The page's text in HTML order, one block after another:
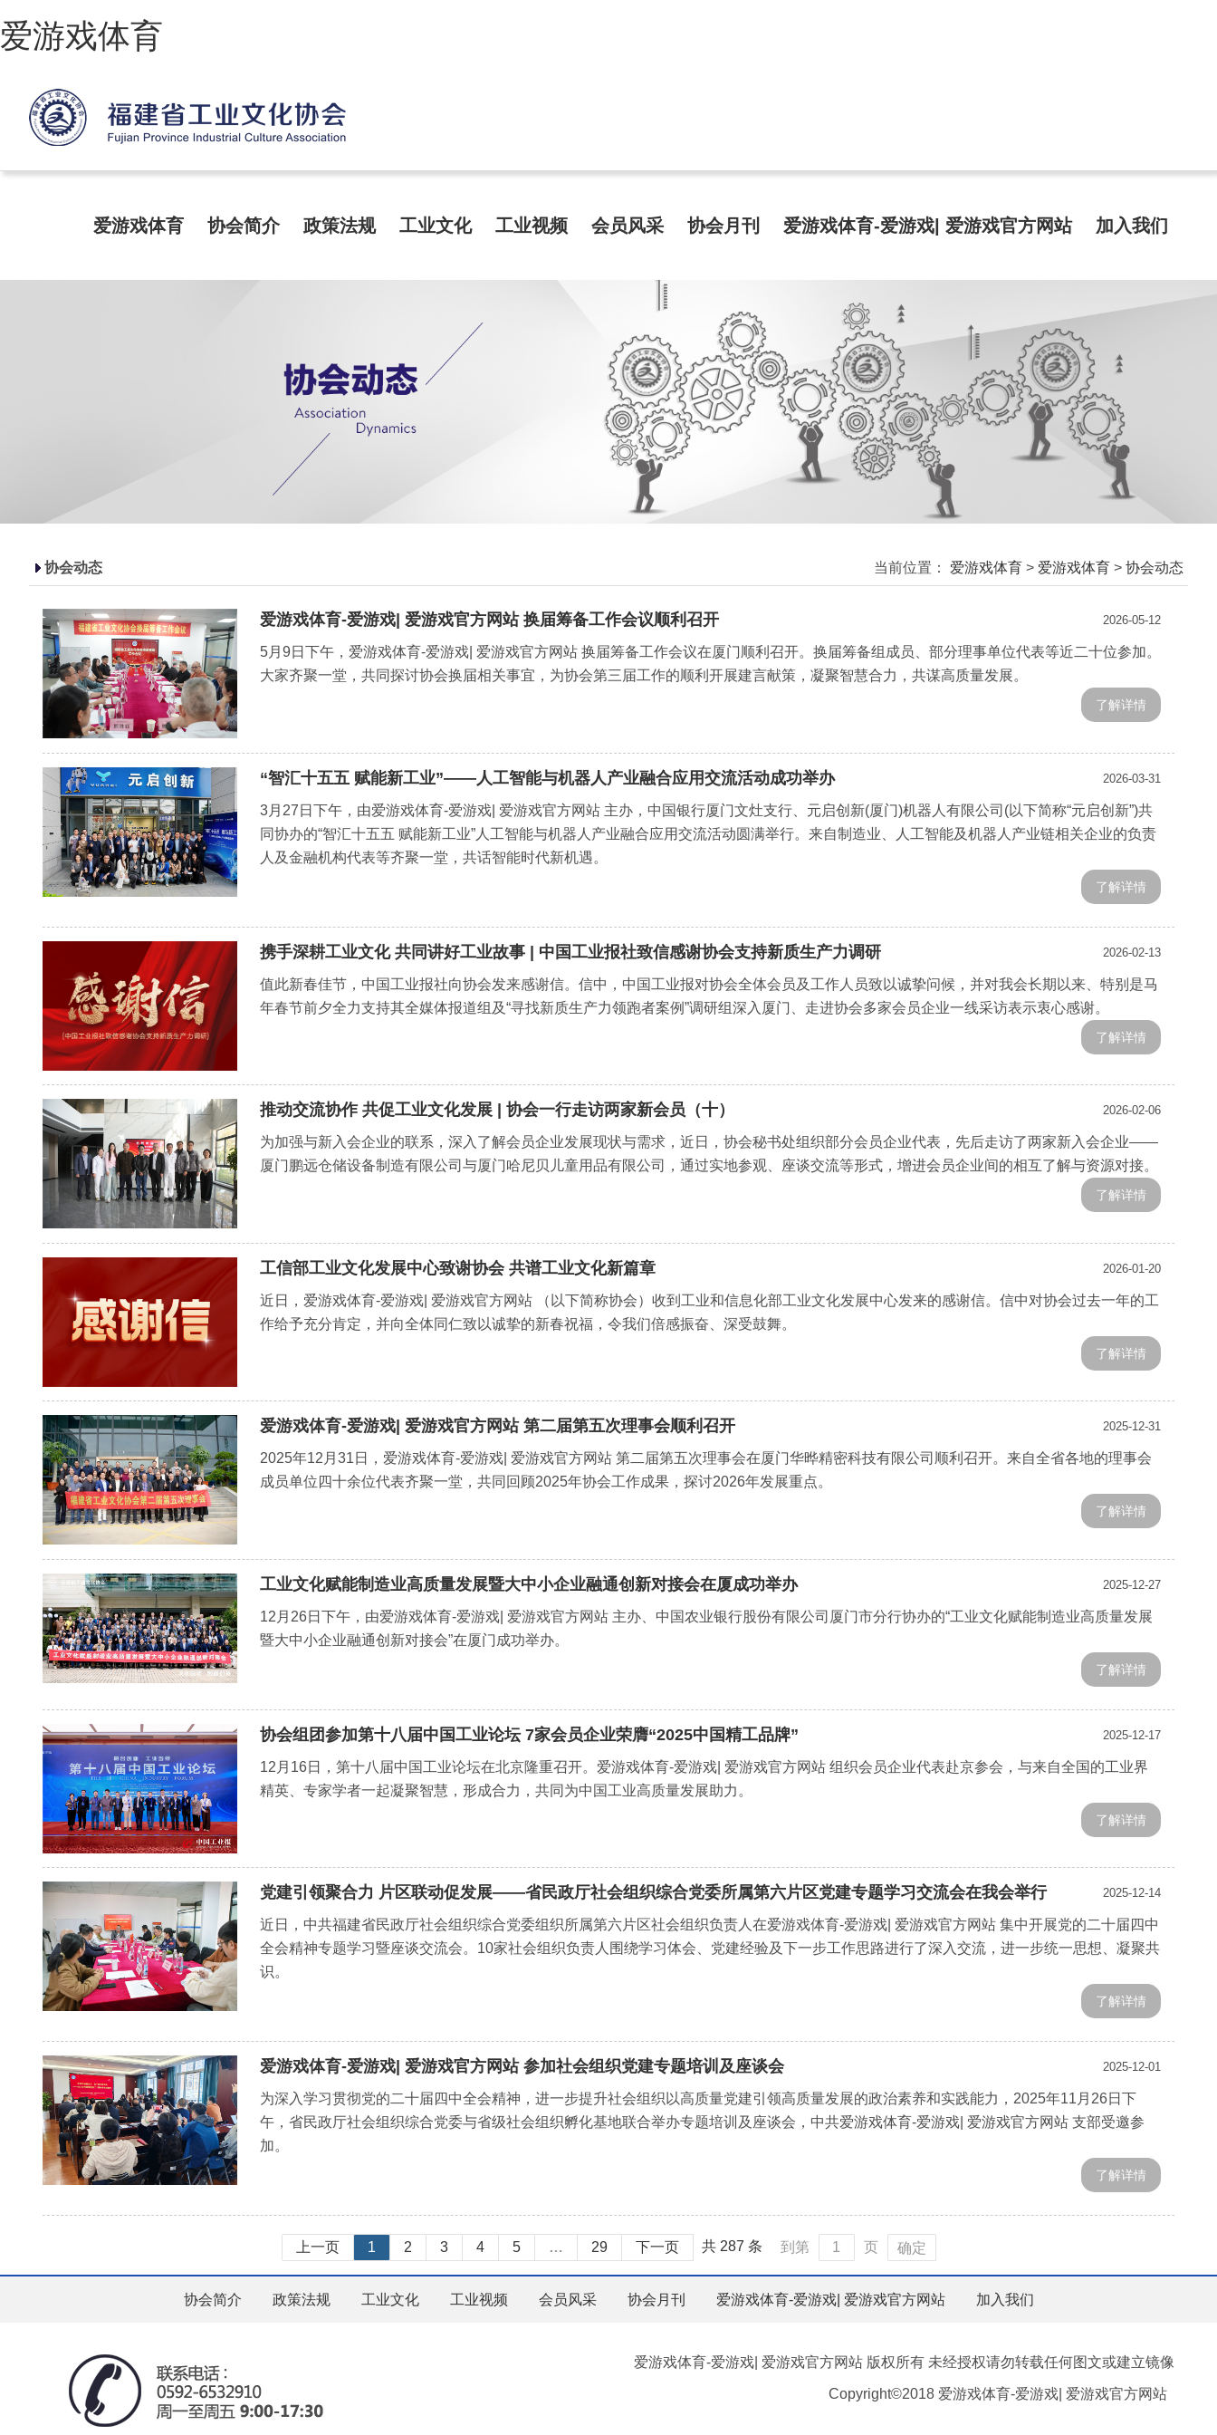
爱游戏体育
爱游戏体育 协会简介 政策法规 工业文化 工业视频 会员风采 协会月刊 爱游戏体育-爱游戏| 爱游戏官方网站 加入我们
协会动态 当前位置： 爱游戏体育 > 爱游戏体育 > 协会动态
爱游戏体育-爱游戏| 爱游戏官方网站 换届筹备工作会议顺利召开 2026-05-12
5月9日下午，爱游戏体育-爱游戏| 爱游戏官方网站 换届筹备工作会议在厦门顺利召开。换届筹备组成员、部分理事单位代表等近二十位参加。
大家齐聚一堂，共同探讨协会换届相关事宜，为协会第三届工作的顺利开展建言献策，凝聚智慧合力，共谋高质量发展。
了解详情
“智汇十五五 赋能新工业”——人工智能与机器人产业融合应用交流活动成功举办 2026-03-31
3月27日下午，由爱游戏体育-爱游戏| 爱游戏官方网站 主办，中国银行厦门文灶支行、元启创新(厦门)机器人有限公司(以下简称“元启创新”)共
同协办的“智汇十五五 赋能新工业”人工智能与机器人产业融合应用交流活动圆满举行。来自制造业、人工智能及机器人产业链相关企业的负责
人及金融机构代表等齐聚一堂，共话智能时代新机遇。
了解详情
携手深耕工业文化 共同讲好工业故事 | 中国工业报社致信感谢协会支持新质生产力调研 2026-02-13
值此新春佳节，中国工业报社向协会发来感谢信。信中，中国工业报对协会全体会员及工作人员致以诚挚问候，并对我会长期以来、特别是马
年春节前夕全力支持其全媒体报道组及“寻找新质生产力领跑者案例”调研组深入厦门、走进协会多家会员企业一线采访表示衷心感谢。
了解详情
推动交流协作 共促工业文化发展 | 协会一行走访两家新会员（十） 2026-02-06
为加强与新入会企业的联系，深入了解会员企业发展现状与需求，近日，协会秘书处组织部分会员企业代表，先后走访了两家新入会企业——
厦门鹏远仓储设备制造有限公司与厦门哈尼贝儿童用品有限公司，通过实地参观、座谈交流等形式，增进会员企业间的相互了解与资源对接。
了解详情
工信部工业文化发展中心致谢协会 共谱工业文化新篇章 2026-01-20
近日，爱游戏体育-爱游戏| 爱游戏官方网站 （以下简称协会）收到工业和信息化部工业文化发展中心发来的感谢信。信中对协会过去一年的工
作给予充分肯定，并向全体同仁致以诚挚的新春祝福，令我们倍感振奋、深受鼓舞。
了解详情
爱游戏体育-爱游戏| 爱游戏官方网站 第二届第五次理事会顺利召开 2025-12-31
2025年12月31日，爱游戏体育-爱游戏| 爱游戏官方网站 第二届第五次理事会在厦门华晔精密科技有限公司顺利召开。来自全省各地的理事会
成员单位四十余位代表齐聚一堂，共同回顾2025年协会工作成果，探讨2026年发展重点。
了解详情
工业文化赋能制造业高质量发展暨大中小企业融通创新对接会在厦成功举办 2025-12-27
12月26日下午，由爱游戏体育-爱游戏| 爱游戏官方网站 主办、中国农业银行股份有限公司厦门市分行协办的“工业文化赋能制造业高质量发展
暨大中小企业融通创新对接会”在厦门成功举办。
了解详情
协会组团参加第十八届中国工业论坛 7家会员企业荣膺“2025中国精工品牌” 2025-12-17
12月16日，第十八届中国工业论坛在北京隆重召开。爱游戏体育-爱游戏| 爱游戏官方网站 组织会员企业代表赴京参会，与来自全国的工业界
精英、专家学者一起凝聚智慧，形成合力，共同为中国工业高质量发展助力。
了解详情
党建引领聚合力 片区联动促发展——省民政厅社会组织综合党委所属第六片区党建专题学习交流会在我会举行 2025-12-14
近日，中共福建省民政厅社会组织综合党委组织所属第六片区社会组织负责人在爱游戏体育-爱游戏| 爱游戏官方网站 集中开展党的二十届四中
全会精神专题学习暨座谈交流会。10家社会组织负责人围绕学习体会、党建经验及下一步工作思路进行了深入交流，进一步统一思想、凝聚共
识。
了解详情
爱游戏体育-爱游戏| 爱游戏官方网站 参加社会组织党建专题培训及座谈会 2025-12-01
为深入学习贯彻党的二十届四中全会精神，进一步提升社会组织以高质量党建引领高质量发展的政治素养和实践能力，2025年11月26日下
午，省民政厅社会组织综合党委与省级社会组织孵化基地联合举办专题培训及座谈会，中共爱游戏体育-爱游戏| 爱游戏官方网站 支部受邀参
加。
了解详情
上一页 1 2 3 4 5 … 29 下一页 共 287 条 到第 页 确定
协会简介 政策法规 工业文化 工业视频 会员风采 协会月刊 爱游戏体育-爱游戏| 爱游戏官方网站 加入我们
爱游戏体育-爱游戏| 爱游戏官方网站 版权所有 未经授权请勿转载任何图文或建立镜像
Copyright©2018 爱游戏体育-爱游戏| 爱游戏官方网站